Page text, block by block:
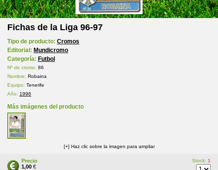
Fichas de la Liga 96-97
Tipo de producto: Cromos
Editorial: Mundicromo
Categoría: Futbol
Nº de cromo: 86
Nombre: Robaina
Equipo: Tenerife
Año: 1996
Más imágenes del producto
[+] Haz clic sobre la imagen para ampliar
Precio
1,00 €
Stock: 1